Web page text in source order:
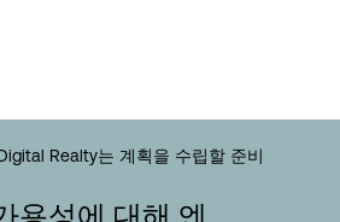
Realty는 계획을 수립할 준비
용성에 대해 엔